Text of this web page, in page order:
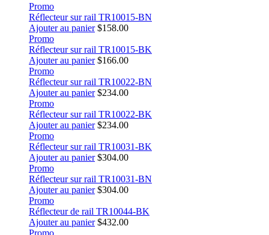
Promo
Réflecteur sur rail TR10015-BN
Ajouter au panier $158.00
Promo
Réflecteur sur rail TR10015-BK
Ajouter au panier $166.00
Promo
Réflecteur sur rail TR10022-BN
Ajouter au panier $234.00
Promo
Réflecteur sur rail TR10022-BK
Ajouter au panier $234.00
Promo
Réflecteur sur rail TR10031-BK
Ajouter au panier $304.00
Promo
Réflecteur sur rail TR10031-BN
Ajouter au panier $304.00
Promo
Réflecteur de rail TR10044-BK
Ajouter au panier $432.00
Promo